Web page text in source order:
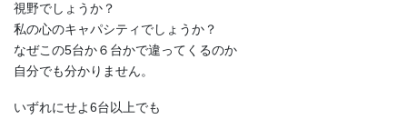
視野でしょうか？
私の心のキャパシティでしょうか？
なぜこの5台か６台かで違ってくるのか
自分でも分かりません。
いずれにせよ6台以上でも